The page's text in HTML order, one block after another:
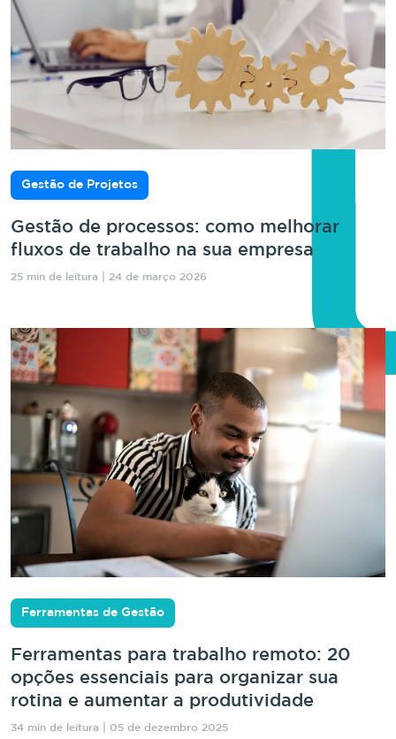
Gestão de Projetos
Gestão de processos: como melhorar
fluxos de trabalho na sua empresa
25 min de leitura | 24 de março 2026
Ferramentas de Gestão
Ferramentas para trabalho remoto: 20
opções essenciais para organizar sua
rotina e aumentar a produtividade
34 min de leitura | 05 de dezembro 2025